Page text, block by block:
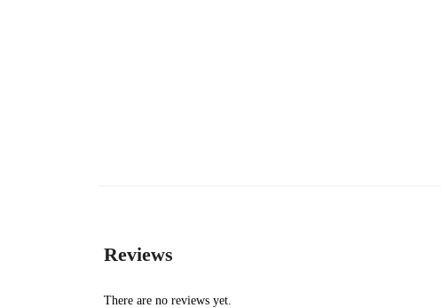
Reviews
There are no reviews yet.